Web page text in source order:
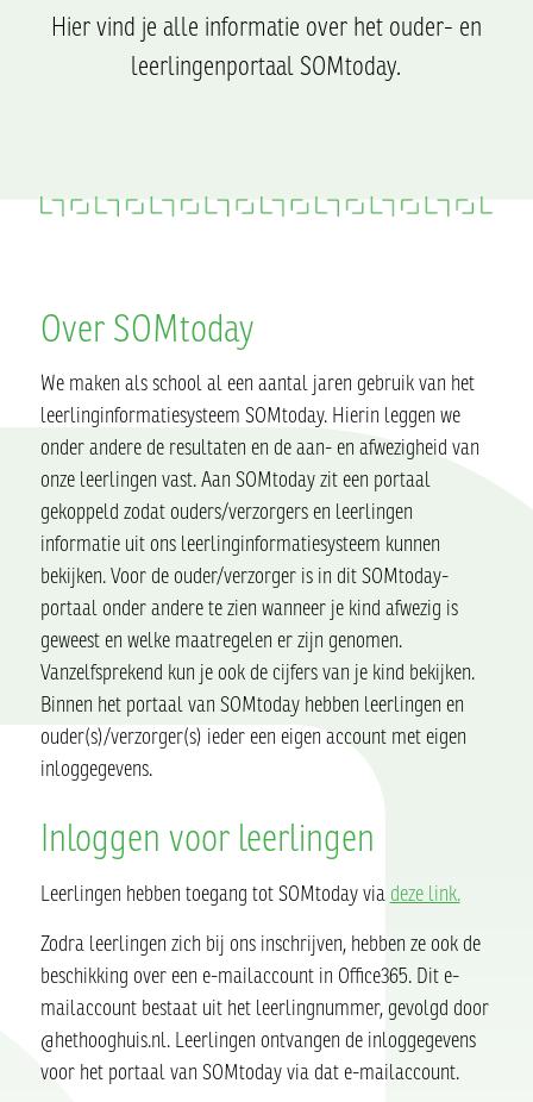
Hier vind je alle informatie over het ouder- en
leerlingenportaal SOMtoday.
Over SOMtoday
We maken als school al een aantal jaren gebruik van het
leerlinginformatiesysteem SOMtoday. Hierin leggen we
onder andere de resultaten en de aan- en afwezigheid van
onze leerlingen vast. Aan SOMtoday zit een portaal
gekoppeld zodat ouders/verzorgers en leerlingen
informatie uit ons leerlinginformatiesysteem kunnen
bekijken. Voor de ouder/verzorger is in dit SOMtoday-
portaal onder andere te zien wanneer je kind afwezig is
geweest en welke maatregelen er zijn genomen.
Vanzelfsprekend kun je ook de cijfers van je kind bekijken.
Binnen het portaal van SOMtoday hebben leerlingen en
ouder(s)/verzorger(s) ieder een eigen account met eigen
inloggegevens.
Inloggen voor leerlingen
Leerlingen hebben toegang tot SOMtoday via deze link.
Zodra leerlingen zich bij ons inschrijven, hebben ze ook de
beschikking over een e-mailaccount in Office365. Dit e-
mailaccount bestaat uit het leerlingnummer, gevolgd door
@hethooghuis.nl. Leerlingen ontvangen de inloggegevens
voor het portaal van SOMtoday via dat e-mailaccount.